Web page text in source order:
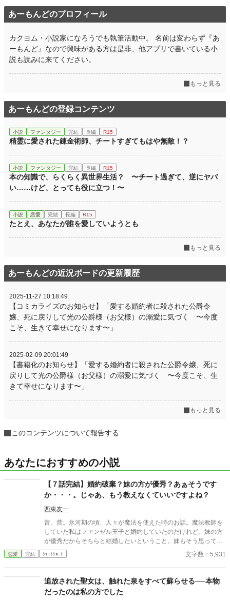
あーもんどのプロフィール
カクヨム・小説家になろうでも執筆活動中。 名前は変わらず『あ
ーもんど』なので興味がある方は是非、他アプリで書いている小
説も読みに来てください。
もっと見る
あーもんどの登録コンテンツ
小説 ファンタジー 完結 長編 R15
精霊に愛された錬金術師、チートすぎてもはや無敵！？
小説 ファンタジー 完結 長編 R15
本の知識で、らくらく異世界生活？ 〜チート過ぎて、逆にヤバ
い……けど、とっても役に立つ！〜
小説 恋愛 完結 長編 R15
たとえ、あなたが誰を愛していようとも
もっと見る
あーもんどの近況ボードの更新履歴
2025-11-27 10:18:49
【コミカライズのお知らせ】「愛する婚約者に殺された公爵令
嬢、死に戻りして光の公爵様（お父様）の溺愛に気づく 〜今度
こそ、生きて幸せになります〜」
2025-02-09 20:01:49
【書籍化のお知らせ】「愛する婚約者に殺された公爵令嬢、死に
戻りして光の公爵様（お父様）の溺愛に気づく 〜今度こそ、生
きて幸せになります〜」
もっと見る
このコンテンツについて報告する
あなたにおすすめの小説
【７話完結】婚約破棄？妹の方が優秀？あぁそうです
か・・・。じゃあ、もう教えなくていいですよね？
西東友一
昔、昔。氷河期の頃、人々が魔法を使えた時のお話。魔法教師を
していた私はファンゼル王子と婚約していたのだけれど、妹の方
が優秀だからそちらと結婚したいということ。妹もそう思ってい
るみたいだし、もう教えなくてもいいよね？ ７話完結のショート
ストーリー。 １日１話。１週間で完結する予定です。
恋愛 完結 ｼｮｰﾄｼｮｰﾄ 文字数：5,931
追放された聖女は、触れた泉をすべて蘇らせる──本物
だったのは私の方でした